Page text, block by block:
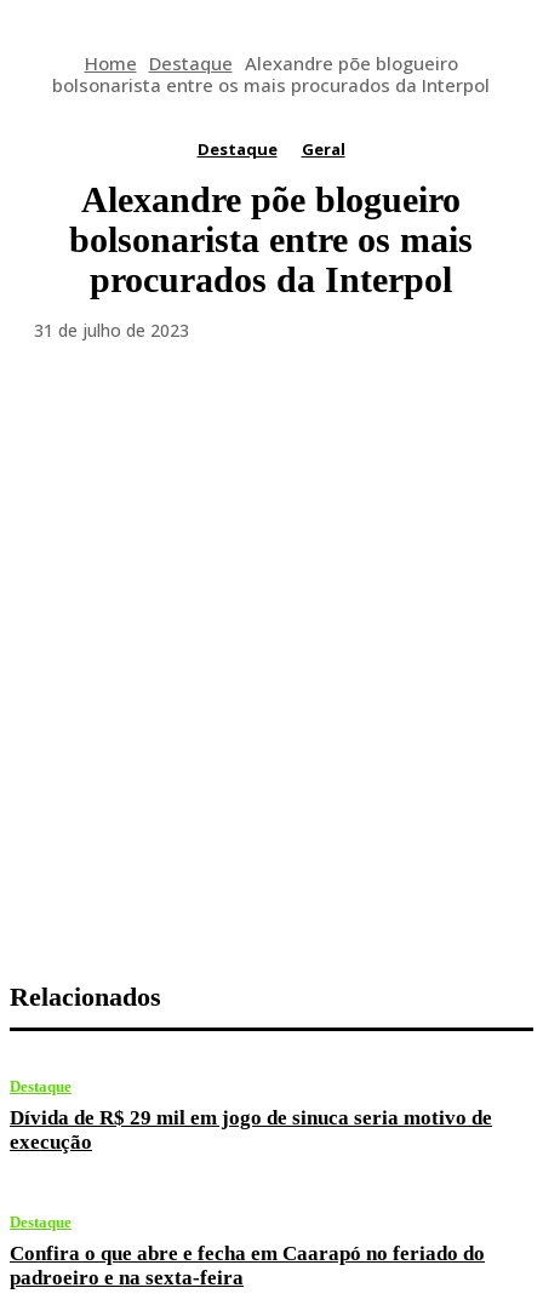
Home Destaque Alexandre põe blogueiro
bolsonarista entre os mais procurados da Interpol
Destaque Geral
Alexandre põe blogueiro
bolsonarista entre os mais
procurados da Interpol
31 de julho de 2023
Relacionados
Destaque
Dívida de R$ 29 mil em jogo de sinuca seria motivo de
execução
Destaque
Confira o que abre e fecha em Caarapó no feriado do
padroeiro e na sexta-feira